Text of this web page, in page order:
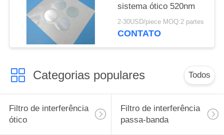
sistema ótico 520nm
2-30USD/piece MOQ:2 partes
CONTATO
Categorias populares Todos
Filtro de interferência
ótico
Filtro de interferência
passa-banda